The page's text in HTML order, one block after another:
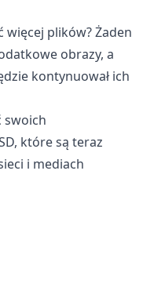
plików? Żaden
obrazy, a
kontynuował ich
swoich
które są teraz
i mediach